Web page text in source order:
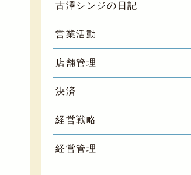
古澤シンジの日記
営業活動
店舗管理
決済
経営戦略
経営管理